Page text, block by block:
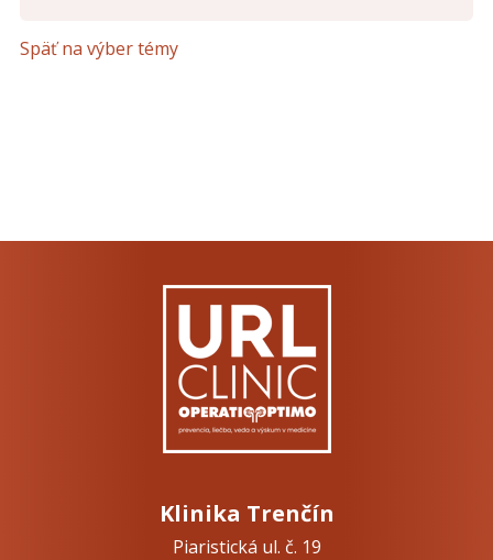
Späť na výber témy
Klinika Trenčín
Piaristická ul. č. 19